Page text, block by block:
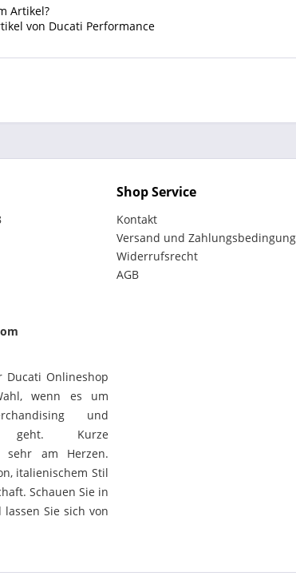
Artikel?
von Ducati Performance
Onlineshop
wenn es um
und
geht. Kurze
sehr am Herzen.
italienischem Stil
Schauen Sie in
Sie sich von
Shop Service
Kontakt
Versand und
Widerrufsrecht
AGB